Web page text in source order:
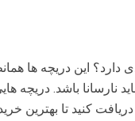
دارد؟ این دریچه
نارسانا باشد. دریچه
کنید تا بهترین